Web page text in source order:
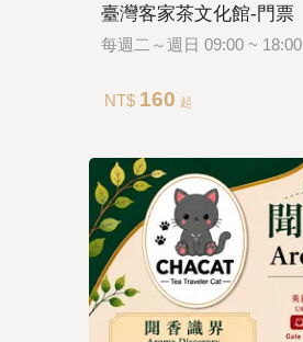
臺灣客家茶文化館-門票
每週二～週日 09:00 ~
NT$ 160 起